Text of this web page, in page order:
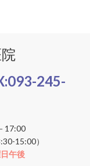
093-245-
17:00
15:00）
午後